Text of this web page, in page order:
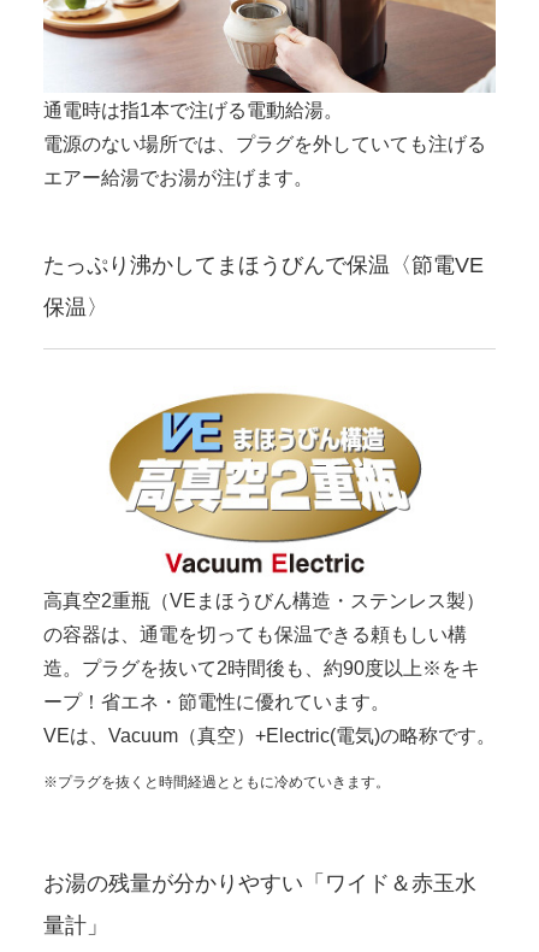
通電時は指1本で注げる電動給湯。
電源のない場所では、プラグを外していても注げる
エアー給湯でお湯が注げます。
たっぷり沸かしてまほうびんで保温〈節電VE
保温〉
高真空2重瓶（VEまほうびん構造・ステンレス製）
の容器は、通電を切っても保温できる頼もしい構
造。プラグを抜いて2時間後も、約90度以上※をキ
ープ！省エネ・節電性に優れています。
VEは、Vacuum（真空）+Electric(電気)の略称です。
※プラグを抜くと時間経過とともに冷めていきます。
お湯の残量が分かりやすい「ワイド＆赤玉水
量計」